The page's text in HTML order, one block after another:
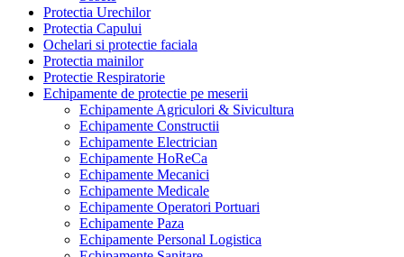
Protectia Urechilor
Protectia Capului
Ochelari si protectie faciala
Protectia mainilor
Protectie Respiratorie
Echipamente de protectie pe meserii
Echipamente Agriculori & Sivicultura
Echipamente Constructii
Echipamente Electrician
Echipamente HoReCa
Echipamente Mecanici
Echipamente Medicale
Echipamente Operatori Portuari
Echipamente Paza
Echipamente Personal Logistica